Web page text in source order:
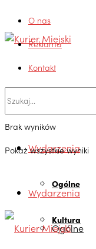
O nas
Reklama
Kontakt
Brak wyników
Pokaż wszystkie wyniki
Wydarzenia
Ogólne
Kultura
Wydarzenia
Ogólne